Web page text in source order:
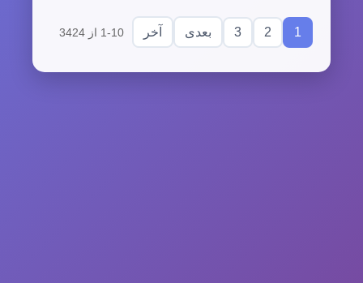
1
2
3 بعدی آخر 1-10 از 3424